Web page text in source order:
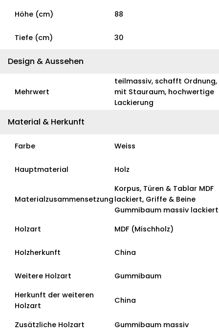
Höhe (cm) 88
Tiefe (cm) 30
Design & Aussehen
Mehrwert
teilmassiv, schafft Ordnung,
mit Stauraum, hochwertige
Lackierung
Material & Herkunft
Farbe Weiss
Hauptmaterial Holz
Materialzusammensetzung
Korpus, Türen & Tablar MDF
lackiert, Griffe & Beine
Gummibaum massiv lackiert
Holzart
MDF (Mischholz)
Holzherkunft China
Weitere Holzart
Gummibaum
Herkunft der weiteren
Holzart
China
Zusätzliche Holzart
Gummibaum massiv